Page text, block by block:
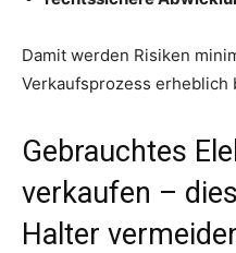
Damit werden Risiken
Verkaufsprozess erheblich
Gebrauchtes
verkaufen –
Halter